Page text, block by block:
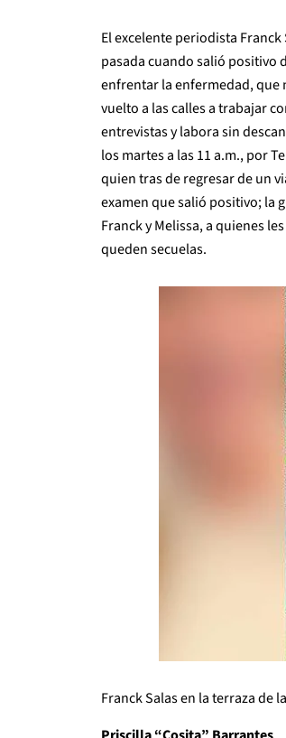
El excelente periodista
pasada cuando salió positivo
enfrentar la enfermedad, que
vuelto a las calles a trabajar
entrevistas y labora sin
los martes a las 11 a.m., por
quien tras de regresar de un
examen que salió positivo; la
Franck y Melissa, a quienes
queden secuelas.
Franck Salas en la terraza de